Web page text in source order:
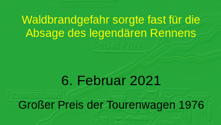
Waldbrandgefahr sorgte fast für die
Absage des legendären Rennens
6. Februar 2021
Großer Preis der Tourenwagen 1976